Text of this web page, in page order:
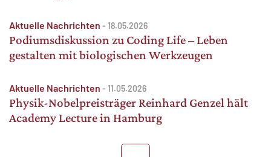
Aktuelle Nachrichten - 18.05.2026
Podiumsdiskussion zu Coding Life – Leben
gestalten mit biologischen Werkzeugen
Aktuelle Nachrichten - 11.05.2026
Physik-Nobelpreisträger Reinhard Genzel hält
Academy Lecture in Hamburg